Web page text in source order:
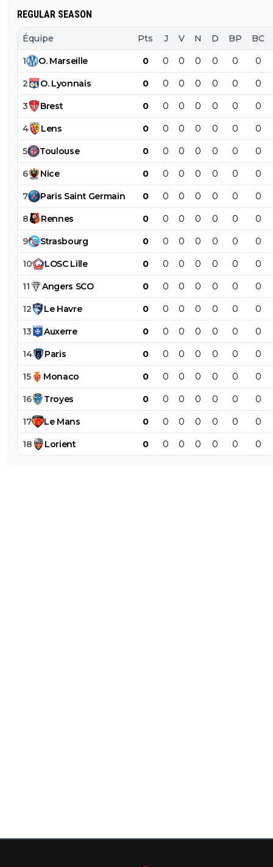
REGULAR SEASON
Équipe Pts J V N D BP BC
1 O. Marseille 0 0 0 0 0 0 0
2 O. Lyonnais 0 0 0 0 0 0 0
3 Brest 0 0 0 0 0 0 0
4 Lens 0 0 0 0 0 0 0
5 Toulouse 0 0 0 0 0 0 0
6 Nice 0 0 0 0 0 0 0
7 Paris Saint Germain 0 0 0 0 0 0 0
8 Rennes 0 0 0 0 0 0 0
9 Strasbourg 0 0 0 0 0 0 0
10 LOSC Lille 0 0 0 0 0 0 0
11 Angers SCO 0 0 0 0 0 0 0
12 Le Havre 0 0 0 0 0 0 0
13 Auxerre 0 0 0 0 0 0 0
14 Paris 0 0 0 0 0 0 0
15 Monaco 0 0 0 0 0 0 0
16 Troyes 0 0 0 0 0 0 0
17 Le Mans 0 0 0 0 0 0 0
18 Lorient 0 0 0 0 0 0 0